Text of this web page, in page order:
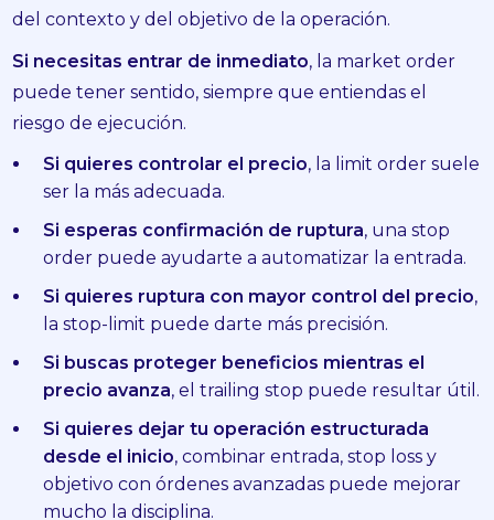
del contexto y del objetivo de la operación.
Si necesitas entrar de inmediato, la market order
puede tener sentido, siempre que entiendas el
riesgo de ejecución.
Si quieres controlar el precio, la limit order suele
ser la más adecuada.
Si esperas confirmación de ruptura, una stop
order puede ayudarte a automatizar la entrada.
Si quieres ruptura con mayor control del precio,
la stop-limit puede darte más precisión.
Si buscas proteger beneficios mientras el
precio avanza, el trailing stop puede resultar útil.
Si quieres dejar tu operación estructurada
desde el inicio, combinar entrada, stop loss y
objetivo con órdenes avanzadas puede mejorar
mucho la disciplina.